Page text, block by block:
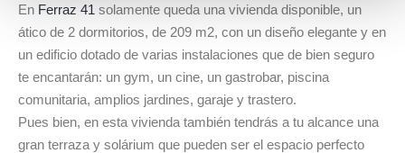
En Ferraz 41 solamente queda una vivienda disponible, un
ático de 2 dormitorios, de 209 m2, con un diseño elegante y en
un edificio dotado de varias instalaciones que de bien seguro
te encantarán: un gym, un cine, un gastrobar, piscina
comunitaria, amplios jardines, garaje y trastero.
Pues bien, en esta vivienda también tendrás a tu alcance una
gran terraza y solárium que pueden ser el espacio perfecto